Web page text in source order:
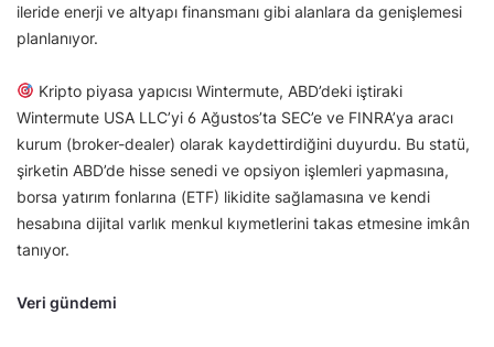
ileride enerji ve altyapı finansmanı gibi alanlara da genişlemesi
planlanıyor.
Kripto piyasa yapıcısı Wintermute, ABD’deki iştiraki
Wintermute USA LLC’yi 6 Ağustos’ta SEC’e ve FINRA’ya aracı
kurum (broker-dealer) olarak kaydettirdiğini duyurdu. Bu statü,
şirketin ABD’de hisse senedi ve opsiyon işlemleri yapmasına,
borsa yatırım fonlarına (ETF) likidite sağlamasına ve kendi
hesabına dijital varlık menkul kıymetlerini takas etmesine imkân
tanıyor.
Veri gündemi